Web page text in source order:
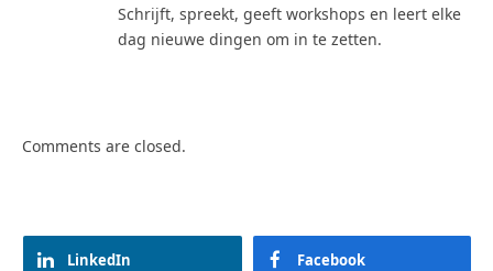
Schrijft, spreekt, geeft workshops en leert elke
dag nieuwe dingen om in te zetten.
Comments are closed.
LinkedIn Facebook